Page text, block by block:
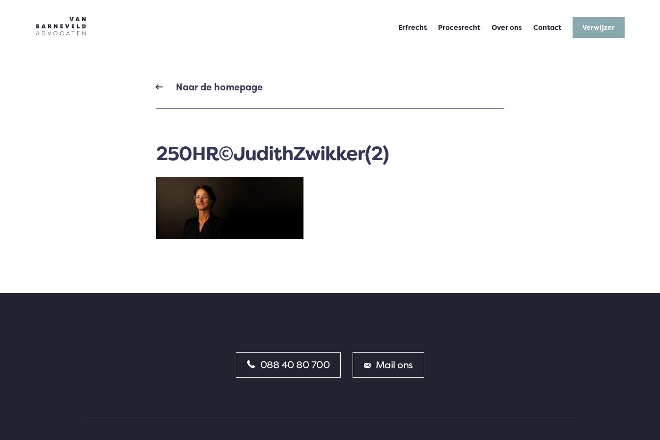
Erfrecht Procesrecht Over ons Contact Verwijzer
Naar de homepage
250HR©JudithZwikker(2)
088 40 80 700 Mail ons